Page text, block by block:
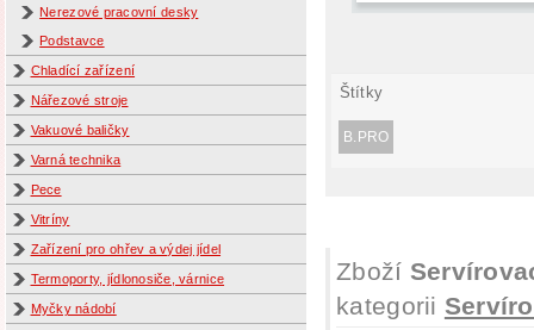
Nerezové pracovní desky
Podstavce
Chladící zařízení
Nářezové stroje
Vakuové baličky
Varná technika
Pece
Vitríny
Zařízení pro ohřev a výdej jídel
Termoporty, jídlonosiče, várnice
Myčky nádobí
Štítky
B.PRO
Zboží
kategorii